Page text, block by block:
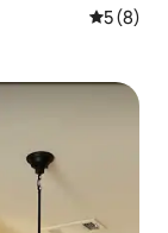
5 de
5 (8)